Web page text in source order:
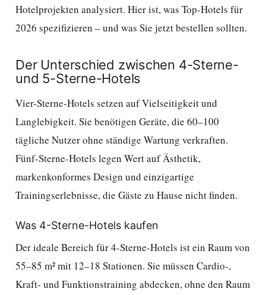
Hotelprojekten analysiert. Hier ist, was Top-Hotels für
2026 spezifizieren – und was Sie jetzt bestellen sollten.
Der Unterschied zwischen 4-Sterne-
und 5-Sterne-Hotels
Vier-Sterne-Hotels setzen auf Vielseitigkeit und
Langlebigkeit. Sie benötigen Geräte, die 60–100
tägliche Nutzer ohne ständige Wartung verkraften.
Fünf-Sterne-Hotels legen Wert auf Ästhetik,
markenkonformes Design und einzigartige
Trainingserlebnisse, die Gäste zu Hause nicht finden.
Was 4-Sterne-Hotels kaufen
Der ideale Bereich für 4-Sterne-Hotels ist ein Raum von
55–85 m² mit 12–18 Stationen. Sie müssen Cardio-,
Kraft- und Funktionstraining abdecken, ohne den Raum